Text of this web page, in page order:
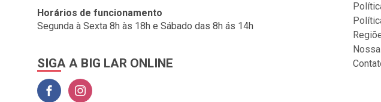
Horários de funcionamento
Segunda à Sexta 8h às 18h e Sábado das 8h ás 14h
SIGA A BIG LAR ONLINE